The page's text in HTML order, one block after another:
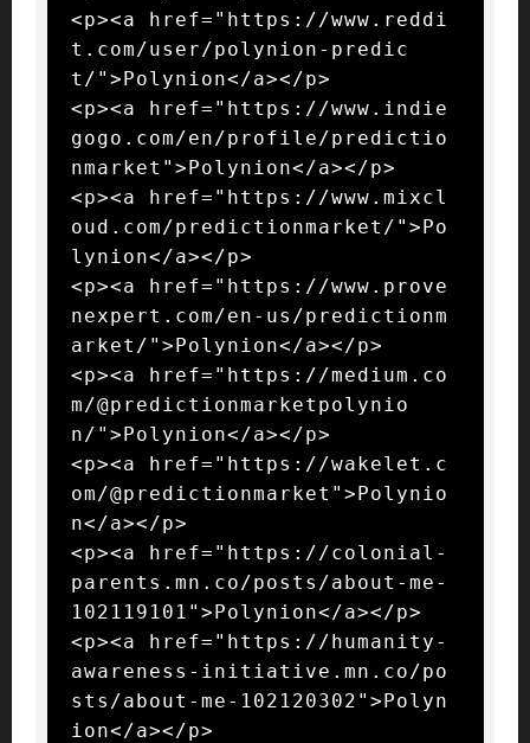
<p><a href="https://www.reddi
t.com/user/polynion-predic
t/">Polynion</a></p>
<p><a href="https://www.indie
gogo.com/en/profile/predictio
nmarket">Polynion</a></p>
<p><a href="https://www.mixcl
oud.com/predictionmarket/">Po
lynion</a></p>
<p><a href="https://www.prove
nexpert.com/en-us/predictionm
arket/">Polynion</a></p>
<p><a href="https://medium.co
m/@predictionmarketpolynio
n/">Polynion</a></p>
<p><a href="https://wakelet.c
om/@predictionmarket">Polynio
n</a></p>
<p><a href="https://colonial-
parents.mn.co/posts/about-me-
102119101">Polynion</a></p>
<p><a href="https://humanity-
awareness-initiative.mn.co/po
sts/about-me-102120302">Polyn
ion</a></p>